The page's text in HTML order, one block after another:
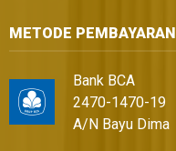
METODE PEMBAYARAN
Bank BCA
2470-1470-19
A/N Bayu Dima